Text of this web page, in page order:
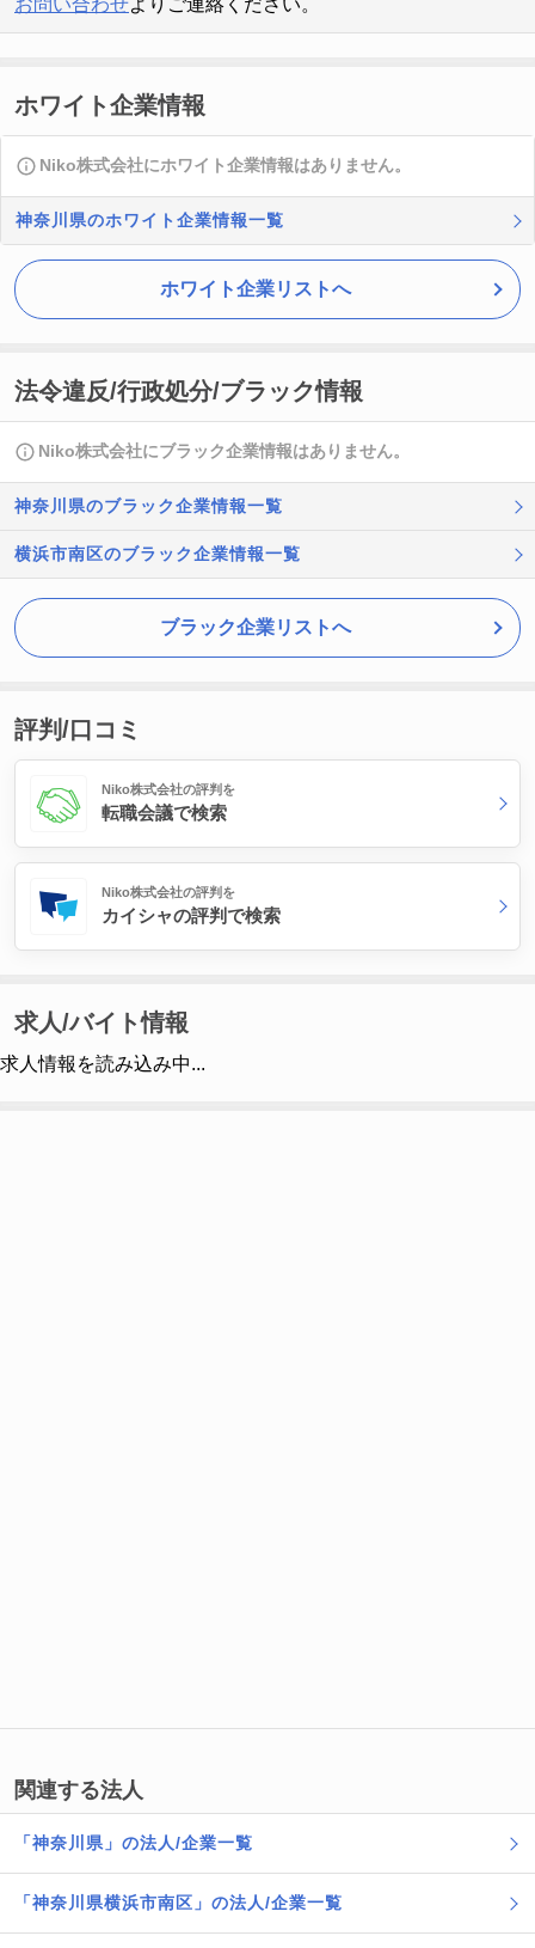
お問い合わせよりご連絡ください。
ホワイト企業情報
Niko株式会社にホワイト企業情報はありません。
神奈川県のホワイト企業情報一覧
ホワイト企業リストへ
法令違反/行政処分/ブラック情報
Niko株式会社にブラック企業情報はありません。
神奈川県のブラック企業情報一覧
横浜市南区のブラック企業情報一覧
ブラック企業リストへ
評判/口コミ
Niko株式会社の評判を
転職会議で検索
Niko株式会社の評判を
カイシャの評判で検索
求人/バイト情報
求人情報を読み込み中...
関連する法人
「神奈川県」の法人/企業一覧
「神奈川県横浜市南区」の法人/企業一覧